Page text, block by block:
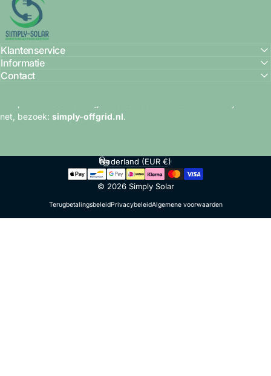
Klantenservice
Informatie
Contact
net, bezoek: simply-offgrid.nl.
© 2026 Simply Solar
TerugbetalingsbeleidPrivacybeleidAlgemene voorwaarden
Land/regio
Nederland (EUR €)